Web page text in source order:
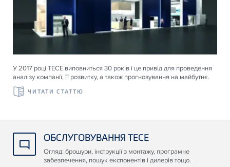
У 2017 році ТЕСЕ виповниться 30 років і це привід для проведення
аналізу компанії, її розвитку, а також прогнозування на майбутнє.
ЧИТАТИ СТАТТЮ
ОБСЛУГОВУВАННЯ TECE
Огляд: брошури, інструкції з монтажу, програмне
забезпечення, пошук експонентів і дилерів тощо.